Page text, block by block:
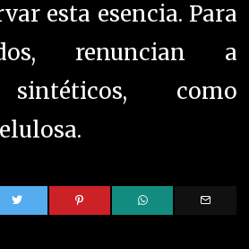
BE INTERESTED IN